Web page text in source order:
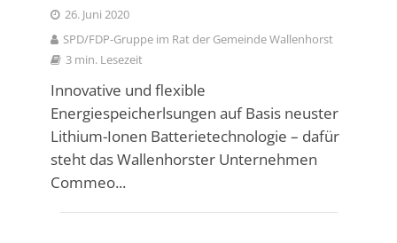
26. Juni 2020
SPD/FDP-Gruppe im Rat der Gemeinde Wallenhorst
3 min. Lesezeit
Innovative und flexible
Energiespeicherlsungen auf Basis neuster
Lithium-Ionen Batterietechnologie – dafür
steht das Wallenhorster Unternehmen
Commeo...